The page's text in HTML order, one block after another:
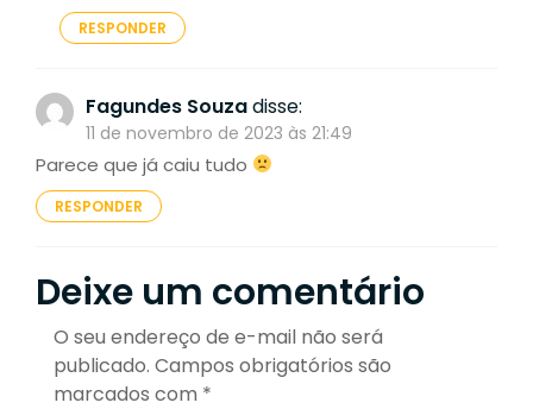
RESPONDER
Fagundes Souzadisse:
11 de novembro de 2023 às 21:49
Parece que já caiu tudo
RESPONDER
Deixe um comentário
O seu endereço de e-mail não será
publicado. Campos obrigatórios são
marcados com *